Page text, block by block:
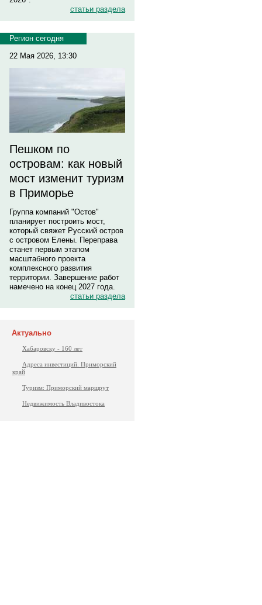
статьи раздела
Регион сегодня
22 Мая 2026, 13:30
Пешком по
островам: как новый
мост изменит туризм
в Приморье
Группа компаний "Остов"
планирует построить мост,
который свяжет Русский остров
с островом Елены. Переправа
станет первым этапом
масштабного проекта
комплексного развития
территории. Завершение работ
намечено на конец 2027 года.
статьи раздела
Актуально
Хабаровску - 160 лет
Адреса инвестиций. Приморский
край
Туризм: Приморский маршрут
Недвижимость Владивостока